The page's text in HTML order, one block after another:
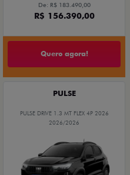
De: R$ 183.490,00
R$ 156.390,00
Quero agora!
PULSE
PULSE DRIVE 1.3 MT FLEX 4P 2026
2026/2026